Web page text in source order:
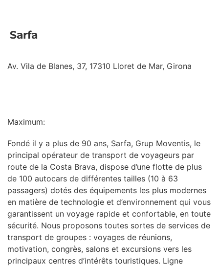
Sarfa
Av. Vila de Blanes, 37, 17310 Lloret de Mar, Girona
Maximum:
Fondé il y a plus de 90 ans, Sarfa, Grup Moventis, le
principal opérateur de transport de voyageurs par
route de la Costa Brava, dispose d’une flotte de plus
de 100 autocars de différentes tailles (10 à 63
passagers) dotés des équipements les plus modernes
en matière de technologie et d’environnement qui vous
garantissent un voyage rapide et confortable, en toute
sécurité. Nous proposons toutes sortes de services de
transport de groupes : voyages de réunions,
motivation, congrès, salons et excursions vers les
principaux centres d’intérêts touristiques. Ligne